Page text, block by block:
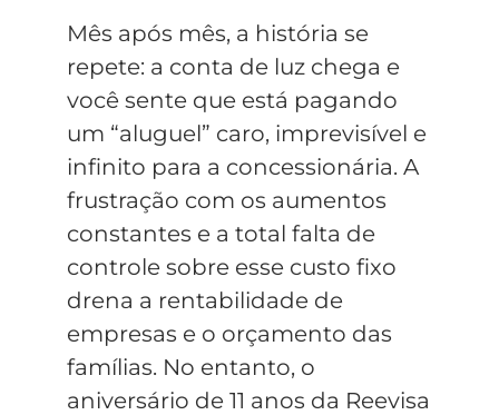
Mês após mês, a história se
repete: a conta de luz chega e
você sente que está pagando
um “aluguel” caro, imprevisível e
infinito para a concessionária. A
frustração com os aumentos
constantes e a total falta de
controle sobre esse custo fixo
drena a rentabilidade de
empresas e o orçamento das
famílias. No entanto, o
aniversário de 11 anos da Reevisa